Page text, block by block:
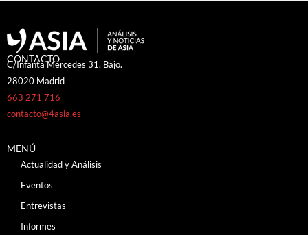
CONTACTO
C/Infanta Mercedes 31, Bajo.
28020 Madrid
663 271 716
contacto@4asia.es
MENÚ
Actualidad y Análisis
Eventos
Entrevistas
Informes